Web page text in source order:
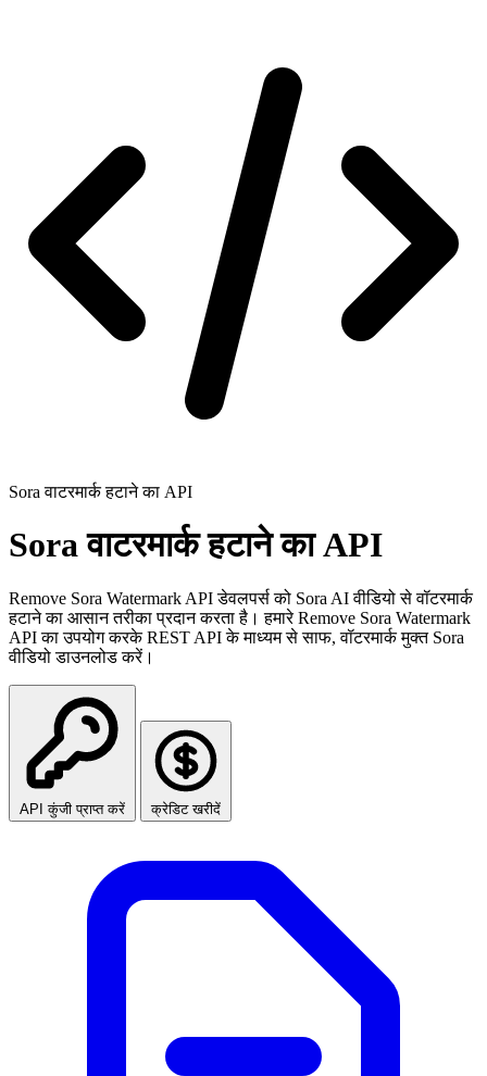
Sora वाटरमार्क हटाने का API
Sora वाटरमार्क हटाने का API
Remove Sora Watermark API डेवलपर्स को Sora AI वीडियो से वॉटरमार्क
हटाने का आसान तरीका प्रदान करता है। हमारे Remove Sora Watermark
API का उपयोग करके REST API के माध्यम से साफ, वॉटरमार्क मुक्त Sora
वीडियो डाउनलोड करें।
API कुंजी प्राप्त करें क्रेडिट खरीदें